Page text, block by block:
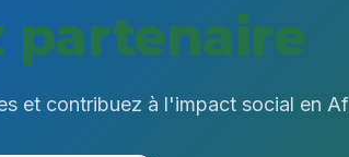
partenaire
et contribuez à l'impact social en